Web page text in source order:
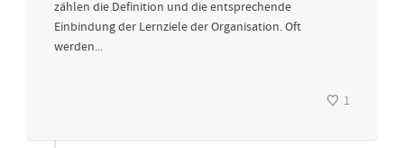
zählen die Definition und die entsprechende
Einbindung der Lernziele der Organisation. Oft
werden...
1